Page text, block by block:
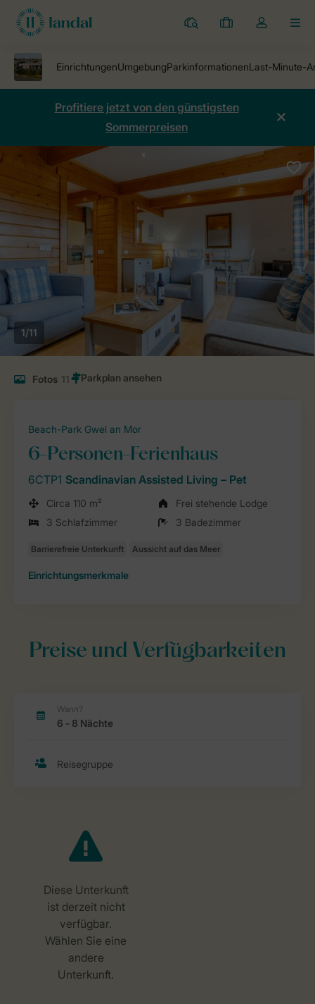
Ferienparks
Meine
Dropdown-
öffnen
Profitiere jetzt von den günstigsten
Sommerpreisen
1/11
Fotos 11
Beach-Park Gwel an Mor
6-Personen-Ferienhaus
6CTP1 Scandinavian Assisted Living – Pet
Circa 110 m²
Frei stehende Lodge
3 Schlafzimmer
3 Badezimmer
Einrichtungsmerkmale
Preise und Verfügbarkeiten